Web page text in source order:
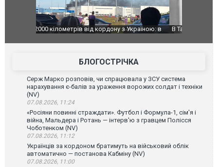
В Таїланді футболіст загинув від удару
блискавки під час матчу: ще 12 людей
постраждали. ВІДЕО
БЛОГОСТРІЧКА
Серж Марко розповів, чи спрацювала у ЗСУ система
нарахування є-балів за ураження ворожих солдат і техніки
(NV)
07.08.2026, 11:24
«Росіяни повинні страждати». Футбол і Формула-1, сім'я і
війна, Мальдера і Ротань — інтерв'ю з гравцем Полісся
Чоботенком (NV)
07.08.2026, 11:12
Українців за кордоном братимуть на військовий облік
автоматично — постанова Кабміну (NV)
07.08.2026, 11:00